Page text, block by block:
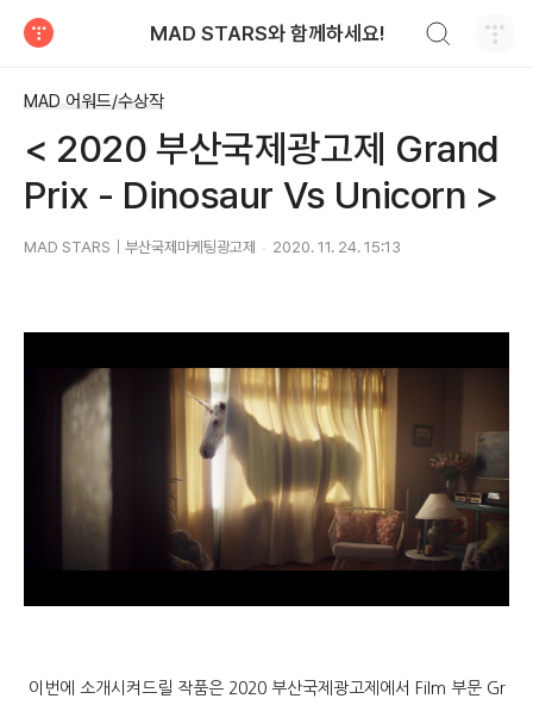
MAD STARS와 함께하세요!
MAD 어워드/수상작
< 2020 부산국제광고제 Grand
Prix - Dinosaur Vs Unicorn >
MAD STARS｜부산국제마케팅광고제 2020. 11. 24. 15:13
이번에 소개시켜드릴 작품은 2020 부산국제광고제에서 Film 부문 Gr